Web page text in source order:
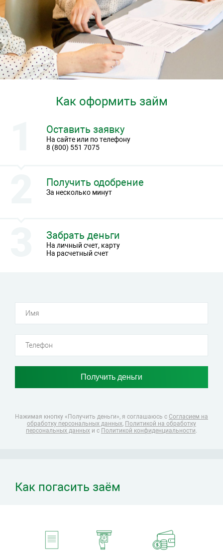
Как оформить займ
На сайте или по телефону
8 (800) 551 7075
Оставить заявку
За несколько минут
Получить одобрение
На личный счет, карту
На расчетный счет
Забрать деньги
Нажимая кнопку «Получить деньги», я соглашаюсь с Согласием на
обработку персональных данных, Политикой на обработку
персональных данных и с Политикой конфиденциальности.
Как погасить заём